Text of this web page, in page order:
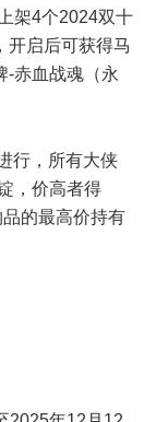
架4个2024双十
开启后可获得马
-赤血战魂（永
行，所有大侠
，价高者得
品的最高价持有